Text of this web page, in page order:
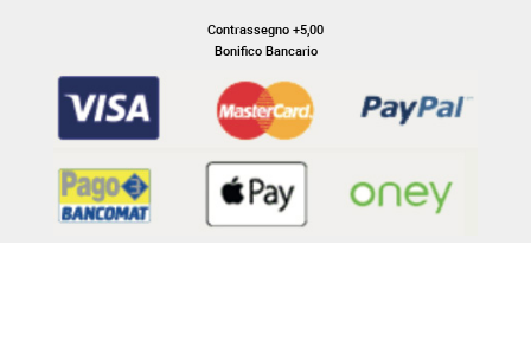
Contrassegno +5,00
Bonifico Bancario